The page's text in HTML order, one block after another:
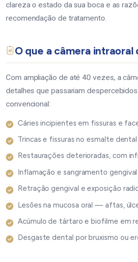
clareza o estado da sua boca e as
recomendação de tratamento.
O que a câmera
Com ampliação de até 40 vezes, a
detalhes que passariam
convencional:
Cáries incipientes em fissuras e
Trincas e fissuras no esmalte dental
Restaurações deterioradas, com
Inflamação e sangramento
Retração gengival e exposição
Lesões na mucosa oral — aftas,
Acúmulo de tártaro e biofilme em
Desgaste dental por bruxismo ou